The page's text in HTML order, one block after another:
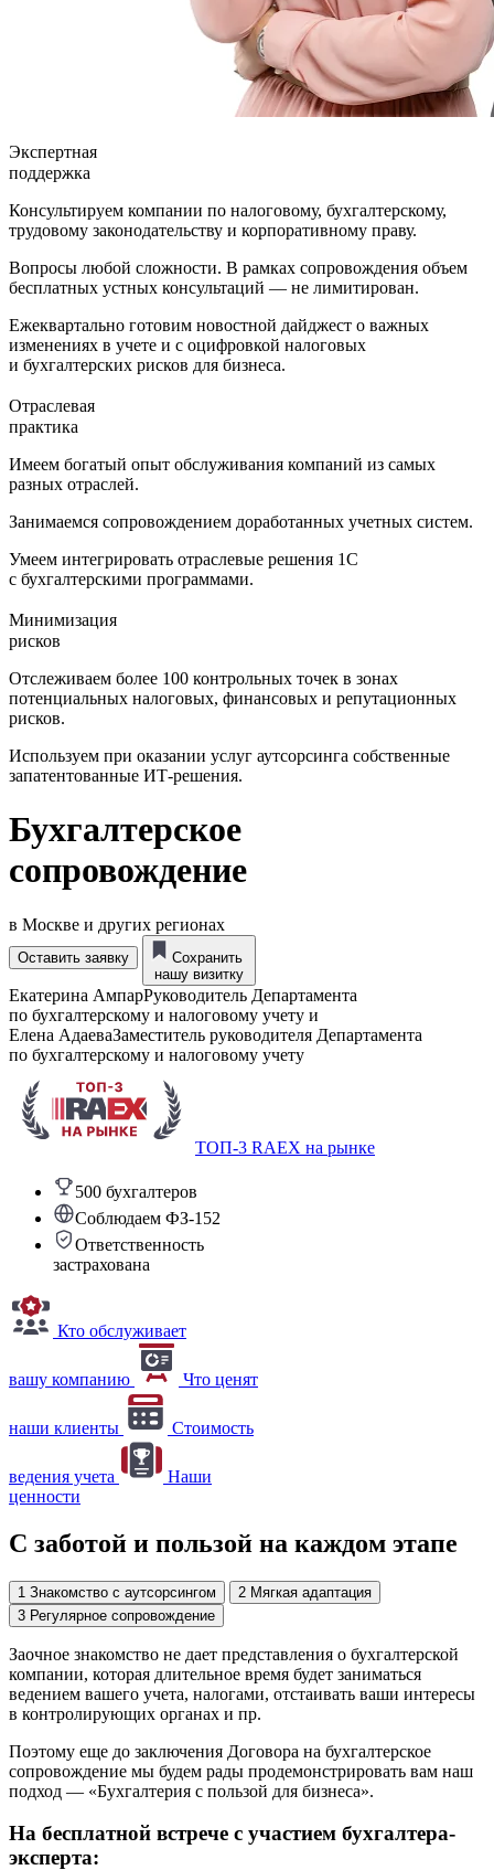
Экспертная
поддержка
Консультируем компании по налоговому, бухгалтерскому,
трудовому законодательству и корпоративному праву.
Вопросы любой сложности. В рамках сопровождения объем
бесплатных устных консультаций — не лимитирован.
Ежеквартально готовим новостной дайджест о важных
изменениях в учете и с оцифровкой налоговых
и бухгалтерских рисков для бизнеса.
Отраслевая
практика
Имеем богатый опыт обслуживания компаний из самых
разных отраслей.
Занимаемся сопровождением доработанных учетных систем.
Умеем интегрировать отраслевые решения 1С
с бухгалтерскими программами.
Минимизация
рисков
Отслеживаем более 100 контрольных точек в зонах
потенциальных налоговых, финансовых и репутационных
рисков.
Используем при оказании услуг аутсорсинга собственные
запатентованные ИТ-решения.
Бухгалтерское
сопровождение
в Москве и других регионах
Оставить заявку
Сохранить
нашу визитку
Екатерина АмпарРуководитель Департамента
по бухгалтерскому и налоговому учету и
Елена АдаеваЗаместитель руководителя Департамента
по бухгалтерскому и налоговому учету
ТОП-3 RAEX на рынке
500 бухгалтеров
Соблюдаем ФЗ-152
Ответственность
застрахована
Кто обслуживает
вашу компанию Что ценят
наши клиенты Стоимость
ведения учета
Наши
ценности
С заботой и пользой на каждом этапе
1 Знакомство с аутсорсингом 2 Мягкая адаптация
3 Регулярное сопровождение
Заочное знакомство не дает представления о бухгалтерской
компании, которая длительное время будет заниматься
ведением вашего учета, налогами, отстаивать ваши интересы
в контролирующих органах и пр.
Поэтому еще до заключения Договора на бухгалтерское
сопровождение мы будем рады продемонстрировать вам наш
подход — «Бухгалтерия с пользой для бизнеса».
На бесплатной встрече с участием бухгалтера-
эксперта: